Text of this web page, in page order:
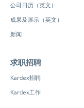
公司日历（英文）
成果及展示（英文）
新闻
求职招聘
Kardex招聘
Kardex工作